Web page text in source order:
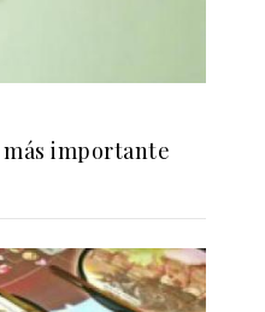
más importante